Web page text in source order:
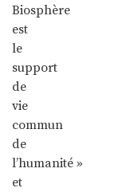
Biosphère
est
le
support
de
vie
commun
de
l’humanité »
et